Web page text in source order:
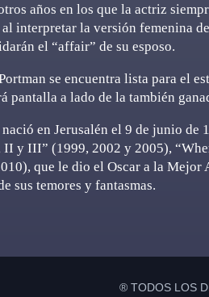
años en los que la actriz
interpretar la versión femenina
el “affair” de su esposo.
se encuentra lista para el
pantalla a lado de la también
en Jerusalén el 9 de junio de
II y III” (1999, 2002 y 2005),
que le dio el Oscar a la
sus temores y fantasmas.
® TODOS LOS